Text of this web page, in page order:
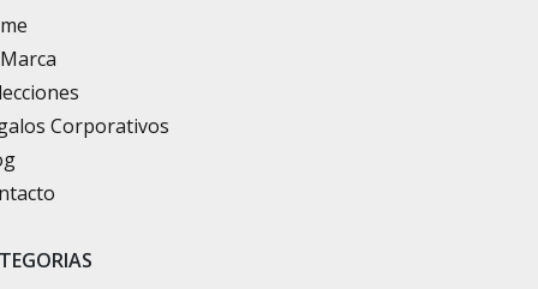
Corporativos